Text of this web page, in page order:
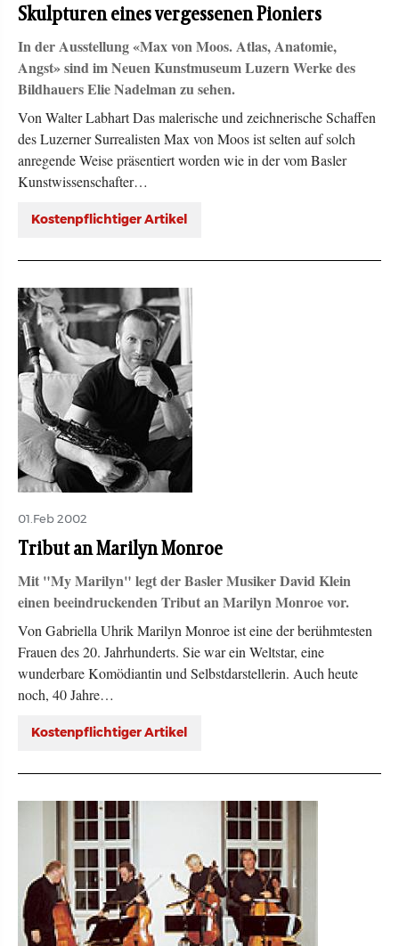
Skulpturen eines vergessenen Pioniers
In der Ausstellung «Max von Moos. Atlas, Anatomie,
Angst» sind im Neuen Kunstmuseum Luzern Werke des
Bildhauers Elie Nadelman zu sehen.
Von Walter Labhart Das malerische und zeichnerische Schaffen
des Luzerner Surrealisten Max von Moos ist selten auf solch
anregende Weise präsentiert worden wie in der vom Basler
Kunstwissenschafter…
Kostenpflichtiger Artikel
01.Feb 2002
Tribut an Marilyn Monroe
Mit "My Marilyn" legt der Basler Musiker David Klein
einen beeindruckenden Tribut an Marilyn Monroe vor.
Von Gabriella Uhrik Marilyn Monroe ist eine der berühmtesten
Frauen des 20. Jahrhunderts. Sie war ein Weltstar, eine
wunderbare Komödiantin und Selbstdarstellerin. Auch heute
noch, 40 Jahre…
Kostenpflichtiger Artikel